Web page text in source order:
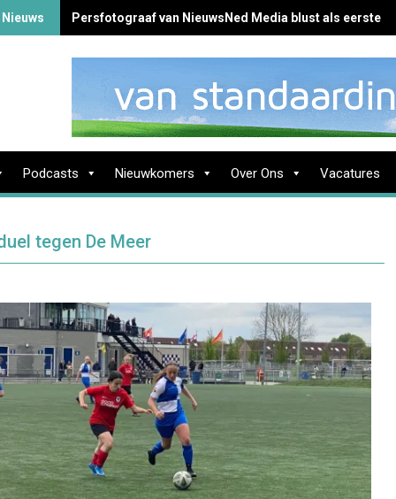
Persfotograaf van NieuwsNed Media blust als eerste
Podcasts Nieuwkomers Over Ons Vacatures
tegen De Meer